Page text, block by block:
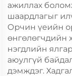
ажиллах
шаардлагыг
Орчин үеийн
өнгөлөгчдийн
нэгдлийн
аюулгүй
дэмждэг.